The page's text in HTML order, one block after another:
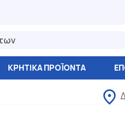
ΚΡΗΤΙΚΑ ΠΡΟΪΟΝΤΑ